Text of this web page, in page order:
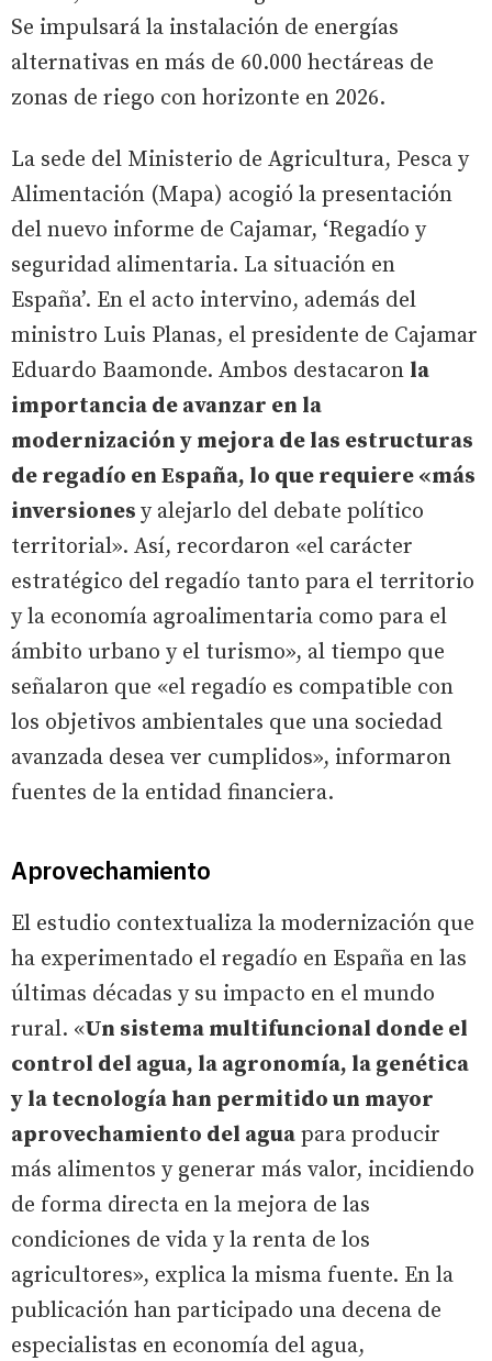
Se impulsará la instalación de energías
alternativas en más de 60.000 hectáreas de
zonas de riego con horizonte en 2026.
La sede del Ministerio de Agricultura, Pesca y
Alimentación (Mapa) acogió la presentación
del nuevo informe de Cajamar, ‘Regadío y
seguridad alimentaria. La situación en
España’. En el acto intervino, además del
ministro Luis Planas, el presidente de Cajamar
Eduardo Baamonde. Ambos destacaron la
importancia de avanzar en la
modernización y mejora de las estructuras
de regadío en España, lo que requiere «más
inversiones y alejarlo del debate político
territorial». Así, recordaron «el carácter
estratégico del regadío tanto para el territorio
y la economía agroalimentaria como para el
ámbito urbano y el turismo», al tiempo que
señalaron que «el regadío es compatible con
los objetivos ambientales que una sociedad
avanzada desea ver cumplidos», informaron
fuentes de la entidad financiera.
Aprovechamiento
El estudio contextualiza la modernización que
ha experimentado el regadío en España en las
últimas décadas y su impacto en el mundo
rural. «Un sistema multifuncional donde el
control del agua, la agronomía, la genética
y la tecnología han permitido un mayor
aprovechamiento del agua para producir
más alimentos y generar más valor, incidiendo
de forma directa en la mejora de las
condiciones de vida y la renta de los
agricultores», explica la misma fuente. En la
publicación han participado una decena de
especialistas en economía del agua,